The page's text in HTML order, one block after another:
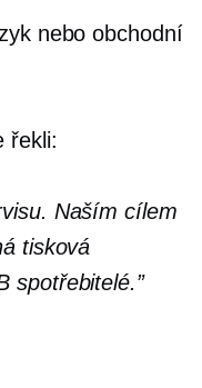
nebo obchodní
řekli:
Naším cílem
tisková
spotřebitelé.”